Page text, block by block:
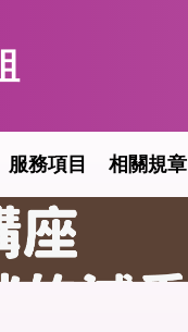
服務項目 相關規章